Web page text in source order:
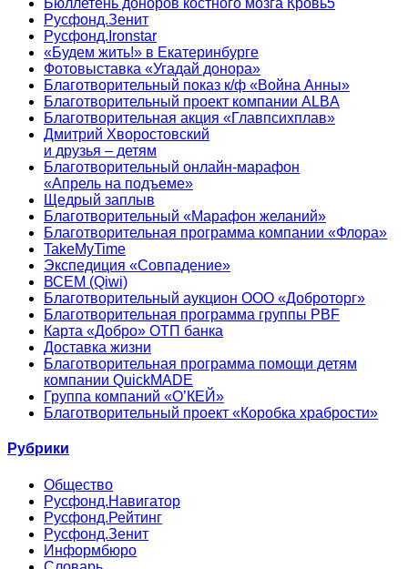
Бюллетень доноров костного мозга Кровь5
Русфонд.Зенит
Русфонд.Ironstar
«Будем жить!» в Екатеринбурге
Фотовыставка «Угадай донора»
Благотворительный показ к/ф «Война Анны»
Благотворительный проект компании ALBA
Благотворительная акция «Главпсихплав»
Дмитрий Хворостовский
и друзья – детям
Благотворительный онлайн‑марафон
«Апрель на подъеме»
Щедрый заплыв
Благотворительный «Марафон желаний»
Благотворительная программа компании «Флора»
TakeMyTime
Экспедиция «Совпадение»
ВСЕМ (Qiwi)
Благотворительный аукцион ООО «Доброторг»
Благотворительная программа группы PBF
Карта «Добро» ОТП банка
Доставка жизни
Благотворительная программа помощи детям
компании QuickMADE
Группа компаний «О’КЕЙ»
Благотворительный проект «Коробка храбрости»
Рубрики
Общество
Русфонд.Навигатор
Русфонд.Рейтинг
Русфонд.Зенит
Информбюро